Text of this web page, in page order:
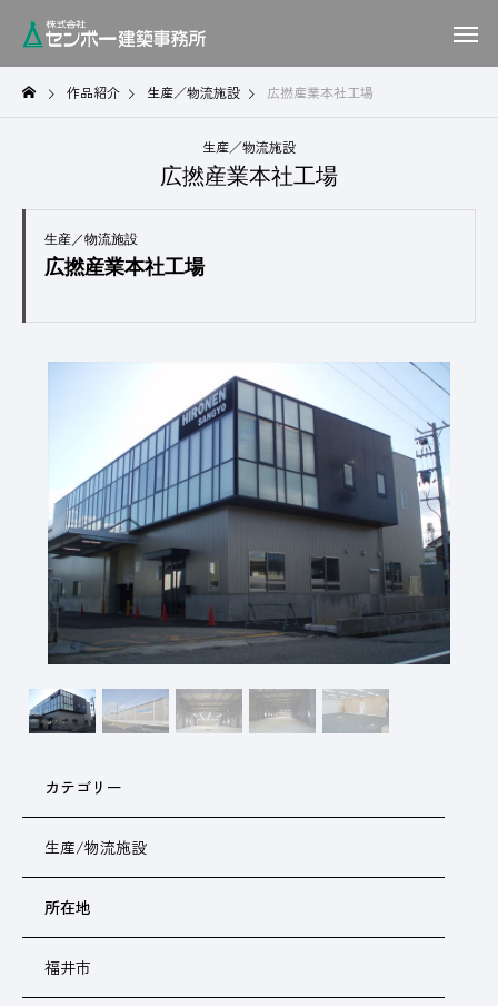
作品紹介 生産／物流施設 広撚産業本社工場
生産／物流施設
広撚産業本社工場
生産／物流施設
広撚産業本社工場
カテゴリー
生産/物流施設
所在地
福井市